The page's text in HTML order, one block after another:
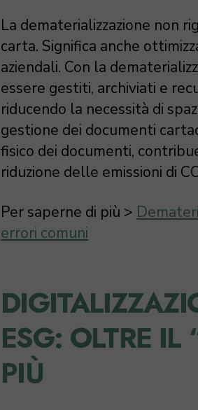
La dematerializzazione non
carta. Significa anche
aziendali. Con la
essere gestiti, archiviati e
riducendo la necessità di
gestione dei documenti
fisico dei documenti,
riduzione delle emissioni di
Per saperne di più >
errori comuni
ESG: OLTRE IL
PIÙ